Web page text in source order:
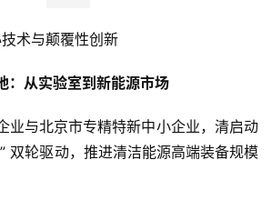
术与颠覆性创新
：从实验室到 新能源市场
业与北京市专精特新中小企业，清启动
双轮驱动，推进清洁能源高端装备规模